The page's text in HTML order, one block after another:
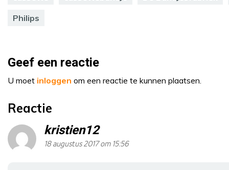
Philips
Geef een reactie
U moet inloggen om een reactie te kunnen plaatsen.
Reactie
kristien12
18 augustus 2017 om 15:56